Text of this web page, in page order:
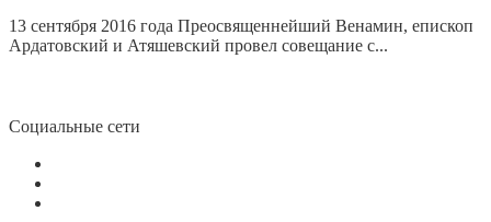
13 сентября 2016 года Преосвященнейший Венамин, епископ
Ардатовский и Атяшевский провел совещание с...
Социальные сети